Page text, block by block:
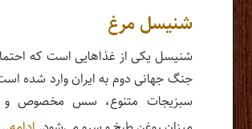
شنیسل مرغ
شنیسل یکی از غذاهایی است که
جنگ جهانی دوم به ایران وارد شده
سبزیجات متنوع، سس مخصوص و